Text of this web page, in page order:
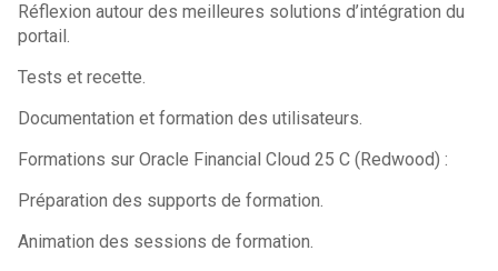
Réflexion autour des meilleures solutions d’intégration du
portail.
Tests et recette.
Documentation et formation des utilisateurs.
Formations sur Oracle Financial Cloud 25 C (Redwood) :
Préparation des supports de formation.
Animation des sessions de formation.